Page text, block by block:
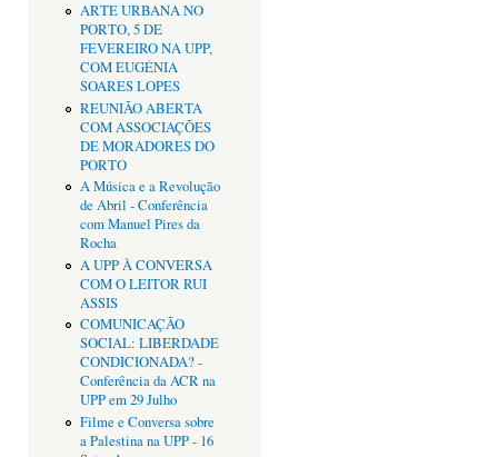
ARTE URBANA NO
PORTO, 5 DE
FEVEREIRO NA UPP,
COM EUGÉNIA
SOARES LOPES
REUNIÃO ABERTA
COM ASSOCIAÇÕES
DE MORADORES DO
PORTO
A Música e a Revolução
de Abril - Conferência
com Manuel Pires da
Rocha
A UPP À CONVERSA
COM O LEITOR RUI
ASSIS
COMUNICAÇÃO
SOCIAL: LIBERDADE
CONDICIONADA? -
Conferência da ACR na
UPP em 29 Julho
Filme e Conversa sobre
a Palestina na UPP - 16